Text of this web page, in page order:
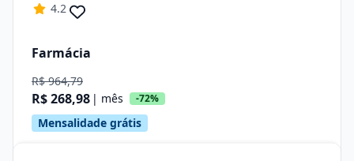
4.2
Farmácia
R$ 964,79
R$ 268,98 | mês -72%
Mensalidade grátis